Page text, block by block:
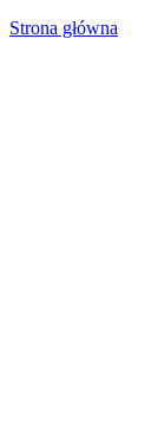
Strona główna